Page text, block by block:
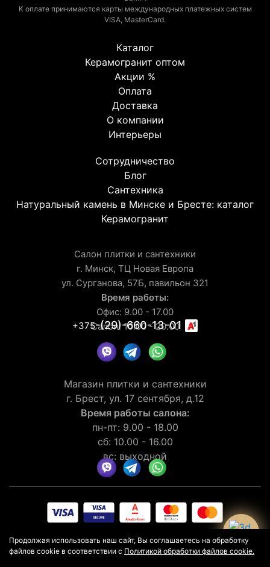
К оплате принимаются карты международных платежных систем
VISA, MasterCard.
Каталог
Керамогранит оптом
Акции %
Оплата
Доставка
О компании
Интерьеры
Сотрудничество
Блог
Сантехника
Натуральный камень в Минске и Бресте: каталог
Керамогранит
Салон плитки и сантехники
г. Минск, ТЦ Новая Европа
ул. Сурганова, 57Б, павильон 321
Время работы:
Офис: 9.00 - 17.00
Салон: 10.00 - 20.00
+375-(29)-660-13-01
Магазин плитки и сантехники
г. Брест, ул. 17 сентября, д.12
Время работы салона:
пн-пт: 9.00 - 18.00
сб: 10.00 - 16.00
вс: выходной
отзывов 30 клиентов
Политика конфиденциальностиПолитика в отношении cookie
Продолжая использовать наш сайт, Вы соглашаетесь на обработку
файлов cookie в соответствии с Политикой обработки файлов cookie.